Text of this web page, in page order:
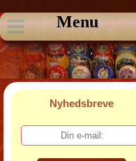
Menu
Nyhedsbreve